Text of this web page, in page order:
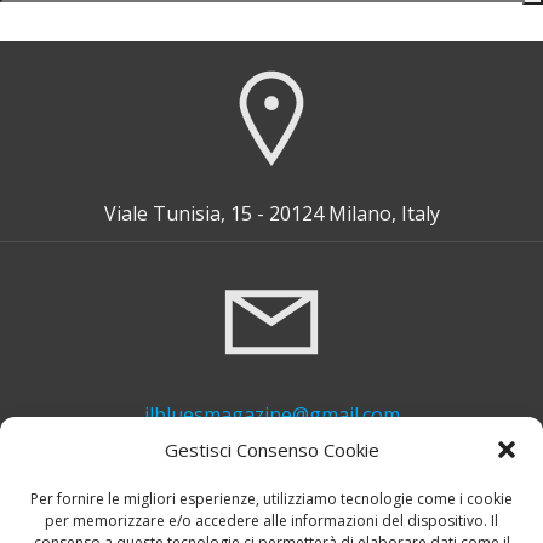
Gestisci Consenso Cookie
Per fornire le migliori esperienze, utilizziamo tecnologie come i cookie
per memorizzare e/o accedere alle informazioni del dispositivo. Il
Viale Tunisia, 15 - 20124 Milano, Italy
ilbluesmagazine@gmail.com